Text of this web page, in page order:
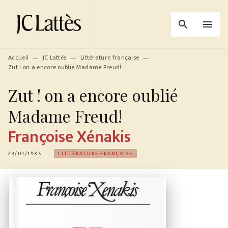
MENU RECHERCHE
PIED DE PAGE
search menu
Accueil — JC Lattès — Littérature française —
Zut ! on a encore oublié Madame Freud!
Zut ! on a encore oublié
Madame Freud!
Françoise Xénakis
23/01/1985 LITTÉRATURE FRANÇAISE